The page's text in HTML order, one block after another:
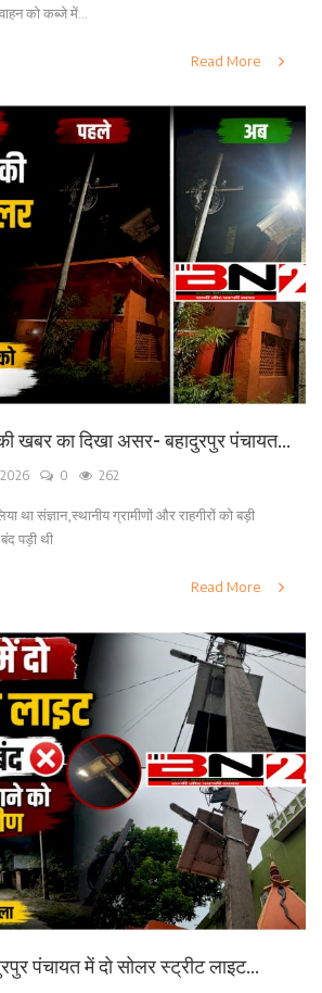
वाहन को कब्जे में...
Read More
खबर का दिखा असर- बहादुरपुर पंचायत...
0 262
था संज्ञान,स्थानीय ग्रामीणों और राहगीरों को बड़ी
पड़ी थी
Read More
पंचायत में दो सोलर स्ट्रीट लाइट...